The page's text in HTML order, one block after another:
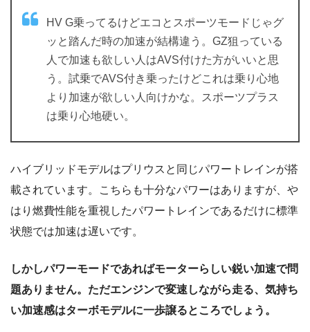
HV G乗ってるけどエコとスポーツモードじゃグ
ッと踏んだ時の加速が結構違う。GZ狙っている
人で加速も欲しい人はAVS付けた方がいいと思
う。試乗でAVS付き乗ったけどこれは乗り心地
より加速が欲しい人向けかな。スポーツプラス
は乗り心地硬い。
ハイブリッドモデルはプリウスと同じパワートレインが搭
載されています。こちらも十分なパワーはありますが、や
はり燃費性能を重視したパワートレインであるだけに標準
状態では加速は遅いです。
しかしパワーモードであればモーターらしい鋭い加速で問
題ありません。ただエンジンで変速しながら走る、気持ち
い加速感はターボモデルに一歩譲るところでしょう。